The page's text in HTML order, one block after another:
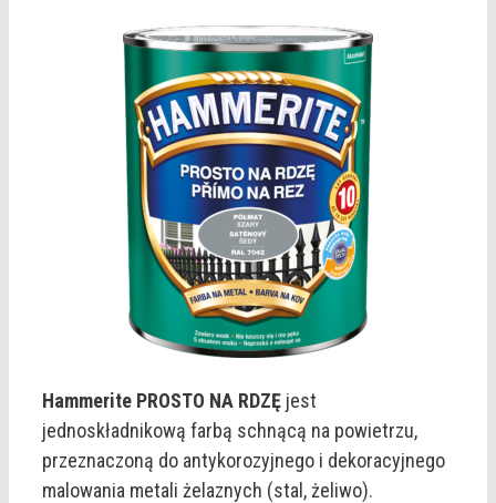
Hammerite PROSTO NA RDZĘ jest
jednoskładnikową farbą schnącą na powietrzu,
przeznaczoną do antykorozyjnego i dekoracyjnego
malowania metali żelaznych (stal, żeliwo).